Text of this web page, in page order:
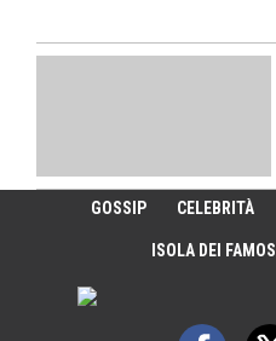
GOSSIP CELEBRITÀ
ISOLA DEI FAMOSI